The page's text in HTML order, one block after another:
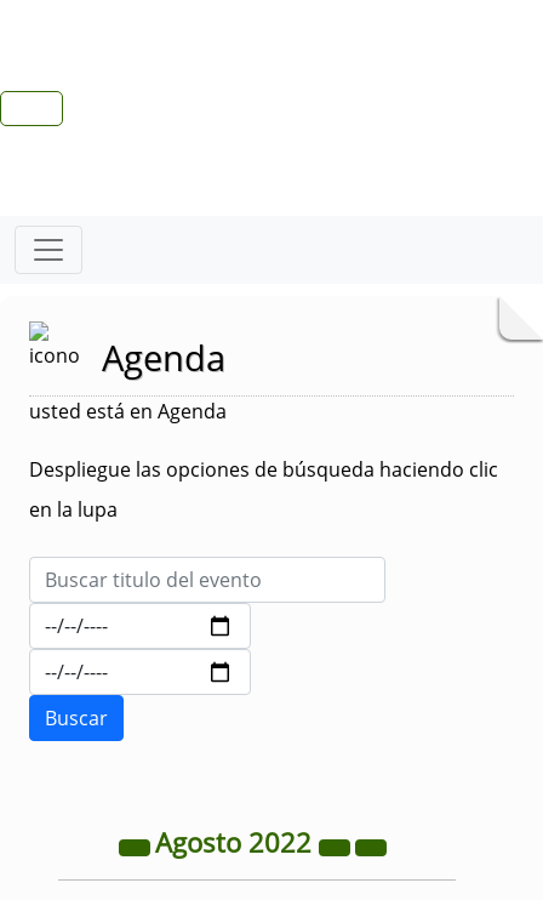
Agenda
usted está en Agenda
Despliegue las opciones de búsqueda haciendo clic
en la lupa
Agosto 2022